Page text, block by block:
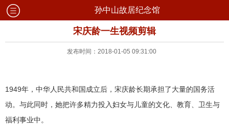
孙中山故居纪念馆
宋庆龄一生视频剪辑
发布时间：2018-01-05 09:31:00
1949年，中华人民共和国成立后，宋庆龄长期承担了大量的国务活
动。与此同时，她把许多精力投入妇女与儿童的文化、教育、卫生与
福利事业中。